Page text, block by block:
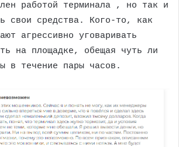
работой терминала , но так и
свои средства. Кого-то, как
агрессивно уговаривать
на площадке, обещая чуть ли
в течение пары часов.